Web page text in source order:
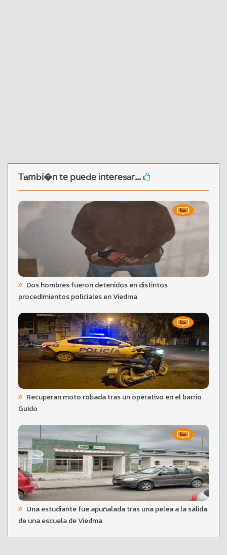
Tambi�n te puede interesar...
Dos hombres fueron detenidos en distintos
procedimientos policiales en Viedma
Recuperan moto robada tras un operativo en el barrio
Guido
Una estudiante fue apuñalada tras una pelea a la salida
de una escuela de Viedma